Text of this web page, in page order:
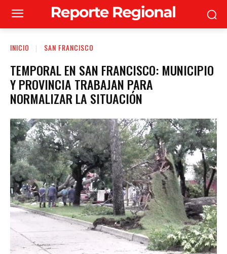
INICIO SAN FRANCISCO
TEMPORAL EN SAN FRANCISCO: MUNICIPIO
Y PROVINCIA TRABAJAN PARA
NORMALIZAR LA SITUACIÓN